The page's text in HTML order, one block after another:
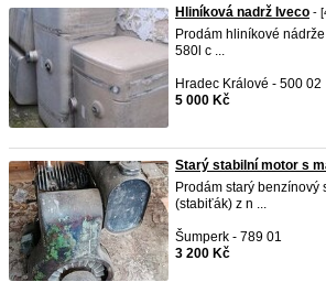
Hliníková nadrž Iveco -
Prodám hliníkové
580l c ...
Hradec Králové - 500 02
5 000 Kč
Starý stabilní motor s
Prodám starý benzínový
(stabiťák) z n ...
Šumperk - 789 01
3 200 Kč